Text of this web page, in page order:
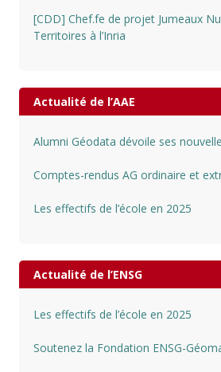
[CDD] Chef.fe de projet Jumeaux
Territoires à l’Inria
Actualité de l’AAE
Alumni Géodata dévoile ses
Comptes-rendus AG ordinaire et
Les effectifs de l’école en 2025
Actualité de l’ENSG
Les effectifs de l’école en 2025
Soutenez la Fondation ENSG-